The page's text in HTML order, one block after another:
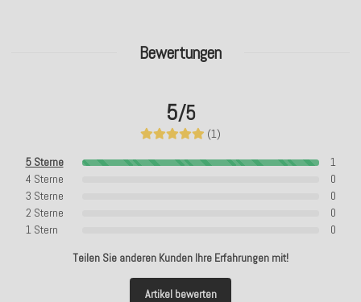
Bewertungen
5/5
(1)
5 Sterne
1
4 Sterne
0
3 Sterne
0
2 Sterne
0
1 Stern
0
Teilen Sie anderen Kunden Ihre Erfahrungen mit!
Artikel bewerten